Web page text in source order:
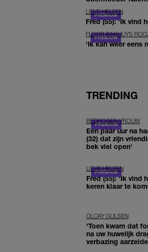
LIEVE HELEEN
Fred (55): 'Ik vind
FLOOR BAKHUYS
'Ik kan weer eens
TRENDING
BEDROGEN VROUW
Een paar uur na
(32) dat zijn
bek viel open'
LIEVE HELEEN
Fred (55): 'Ik vind
keren klaar te
OLCAY GULSEN
'Toen kwam dat
na uw huwelijk
verbazing